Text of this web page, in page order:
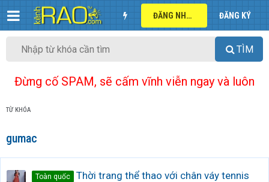
ĐĂNG NHẬP ĐĂNG KÝ
TÌM
Đừng cố SPAM, sẽ cấm vĩnh viễn ngay và luôn
TỪ KHÓA
gumac
Toàn quốc Thời trang thể thao với chân váy tennis